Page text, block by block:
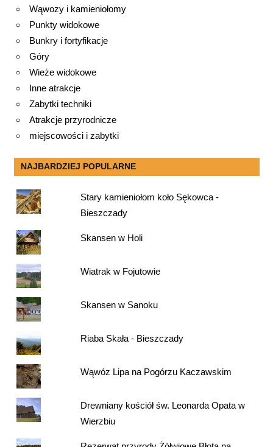
Wąwozy i kamieniołomy
Punkty widokowe
Bunkry i fortyfikacje
Góry
Wieże widokowe
Inne atrakcje
Zabytki techniki
Atrakcje przyrodnicze
miejscowości i zabytki
NAJBARDZIEJ POPULARNE
Stary kamieniołom koło Sękowca -
Bieszczady
Skansen w Holi
Wiatrak w Fojutowie
Skansen w Sanoku
Riaba Skała - Bieszczady
Wąwóz Lipa na Pogórzu Kaczawskim
Drewniany kościół św. Leonarda Opata w
Wierzbiu